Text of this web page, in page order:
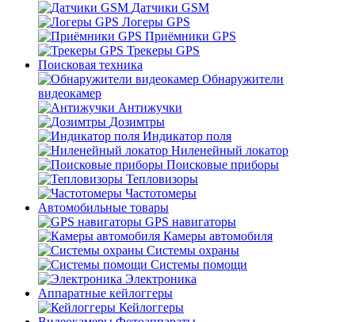
Датчики GSM
Логеры GPS
Приёмники GPS
Трекеры GPS
Поисковая техника
Обнаружители
видеокамер
Антижучки
Дозимтры
Индикатор поля
Ниленейный локатор
Поисковые приборы
Тепловизоры
Частотомеры
Автомобильные товары
GPS навигаторы
Камеры автомобиля
Системы охраны
Системы помощи
Электроника
Аппаратные кейлоггеры
Кейлоггеры